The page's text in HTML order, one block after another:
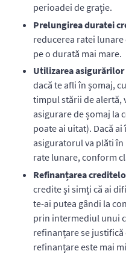
perioadei de graţie.
Prelungirea duratei
reducerea ratei
pe o durată mai mare.
Utilizarea
dacă te afli în șomaj,
timpul stării de alertă,
asigurare de șomaj la
poate ai uitat). Dacă
asiguratorul va plăti
rate lunare, conform
Refinanțarea
credite și simți că ai
te-ai putea gândi la
prin intermediul unui
refinanțare se
refinanțare este mai